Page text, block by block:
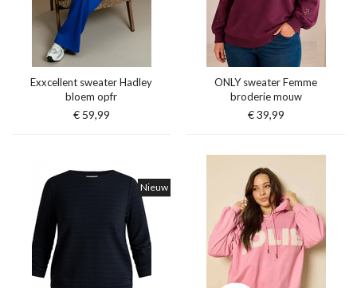
Exxcellent sweater Hadley
bloem opfr
€ 59,99
ONLY sweater Femme
broderie mouw
€ 39,99
Nieuw